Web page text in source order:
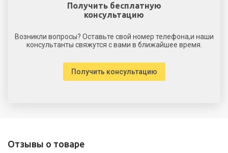
Получить бесплатную
консультацию
Возникли вопросы? Оставьте свой номер телефона,и наши
консультанты свяжутся с вами в ближайшее время.
Получить консультацию
Отзывы о товаре